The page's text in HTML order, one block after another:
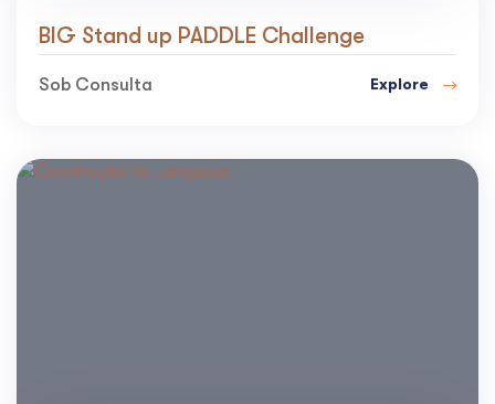
BIG Stand up PADDLE Challenge
Sob Consulta Explore